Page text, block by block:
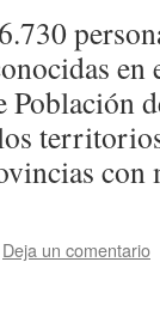
Población
Deja un comentario